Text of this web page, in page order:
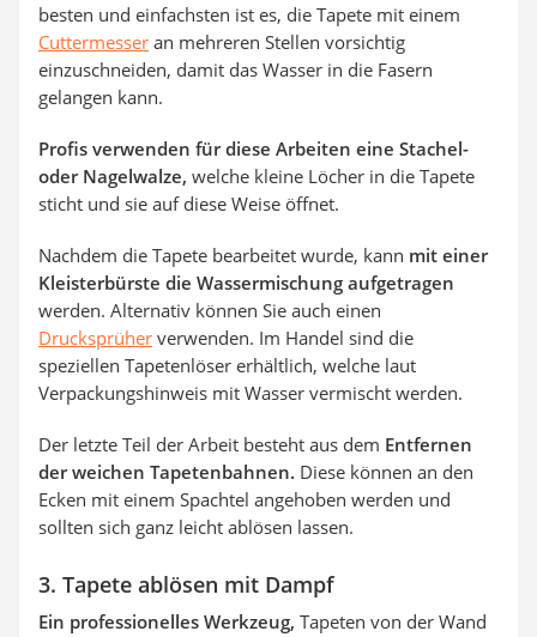
besten und einfachsten ist es, die Tapete mit einem
Cuttermesser an mehreren Stellen vorsichtig
einzuschneiden, damit das Wasser in die Fasern
gelangen kann.
Profis verwenden für diese Arbeiten eine Stachel-
oder Nagelwalze, welche kleine Löcher in die Tapete
sticht und sie auf diese Weise öffnet.
Nachdem die Tapete bearbeitet wurde, kann mit einer
Kleisterbürste die Wassermischung aufgetragen
werden. Alternativ können Sie auch einen
Drucksprüher verwenden. Im Handel sind die
speziellen Tapetenlöser erhältlich, welche laut
Verpackungshinweis mit Wasser vermischt werden.
Der letzte Teil der Arbeit besteht aus dem Entfernen
der weichen Tapetenbahnen. Diese können an den
Ecken mit einem Spachtel angehoben werden und
sollten sich ganz leicht ablösen lassen.
3. Tapete ablösen mit Dampf
Ein professionelles Werkzeug, Tapeten von der Wand